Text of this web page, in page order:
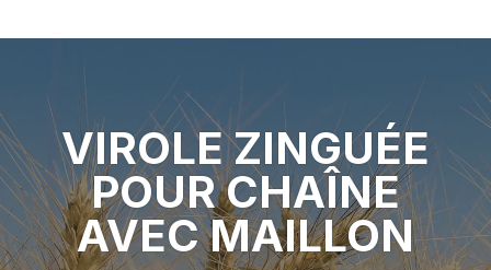
VIROLE ZINGUÉE
POUR CHAÎNE
AVEC MAILLON